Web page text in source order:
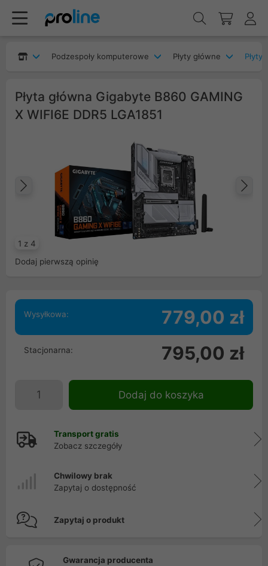
Podzespoły komputerowe Płyty główne Płyty
Płyta główna Gigabyte B860 GAMING
X WIFI6E DDR5 LGA1851
1 z 4
Poprzedni
Dodaj pierwszą opinię
Wysyłkowa: 779,00 zł
Stacjonarna: 795,00 zł
Dodaj do koszyka
Transport gratis
Zobacz szczegóły
Chwilowy brak
Zapytaj o dostępność
Zapytaj o produkt
Gwarancja producenta